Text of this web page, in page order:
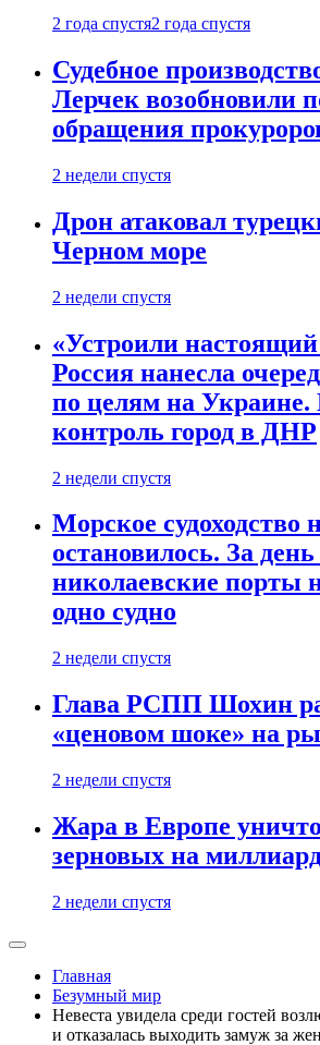
2 года спустя2 года спустя
Судебное
Лерчек возобновили
обращения
2 недели спустя
Дрон атаковал
Черном море
2 недели спустя
«Устроили настоящий
Россия нанесла
по целям на Украине.
контроль город в ДНР
2 недели спустя
Морское судоходство
остановилось. За
николаевские порты
одно судно
2 недели спустя
Глава РСПП Шохин
«ценовом шоке» на
2 недели спустя
Жара в Европе
зерновых на
2 недели спустя
Главная
Безумный мир
Невеста увидела среди гостей
и отказалась выходить замуж за